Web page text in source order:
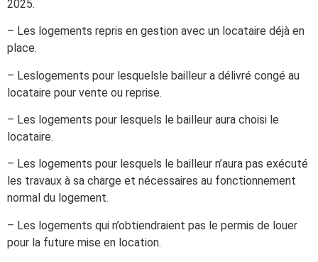
2025.
– Les logements repris en gestion avec un locataire déjà en
place.
– Leslogements pour lesquelsle bailleur a délivré congé au
locataire pour vente ou reprise.
– Les logements pour lesquels le bailleur aura choisi le
locataire.
– Les logements pour lesquels le bailleur n’aura pas exécuté
les travaux à sa charge et nécessaires au fonctionnement
normal du logement.
– Les logements qui n’obtiendraient pas le permis de louer
pour la future mise en location.